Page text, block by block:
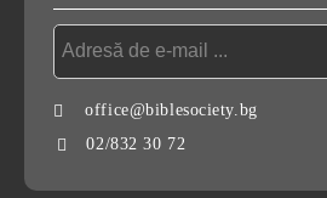
office@biblesociety.bg
02/832 30 72